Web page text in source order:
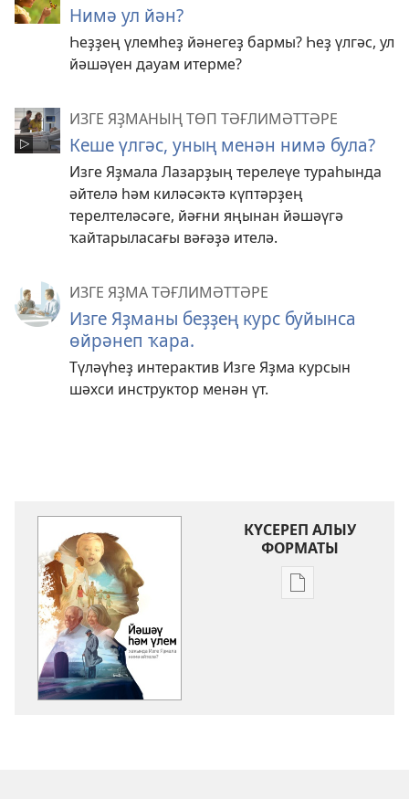
Нимә ул йән?
Һеҙҙең үлемһеҙ йәнегеҙ бармы? Һеҙ үлгәс, ул
йәшәүен дауам итерме?
ИЗГЕ ЯҘМАНЫҢ ТӨП ТӘҒЛИМӘТТӘРЕ
Кеше үлгәс, уның менән нимә була?
Изге Яҙмала Лазарҙың терелеүе тураһында
әйтелә һәм киләсәктә күптәрҙең
терелтеләсәге, йәғни яңынан йәшәүгә
ҡайтарыласағы вәғәҙә ителә.
ИЗГЕ ЯҘМА ТӘҒЛИМӘТТӘРЕ
Изге Яҙманы беҙҙең курс буйынса
өйрәнеп ҡара.
Түләүһеҙ интерактив Изге Яҙма курсын
шәхси инструктор менән үт.
КҮСЕРЕП АЛЫУ
ФОРМАТЫ
Баҫмаларҙы